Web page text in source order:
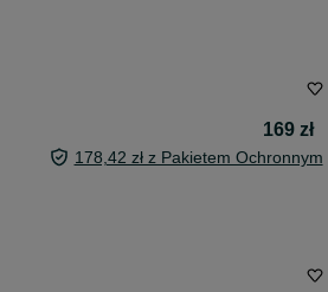
169 zł
178,42 zł z Pakietem Ochronnym